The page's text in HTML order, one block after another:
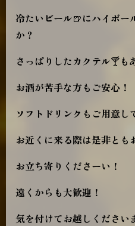
冷たいビール🍺にハイボー
か？
さっぱりしたカクテル🍸も
お酒が苦手な方もご安心！
ソフトドリンクもご用意
お近くに来る際は是非とも
お立ち寄りくださーい！
遠くからも大歓迎！
気を付けてお越しください